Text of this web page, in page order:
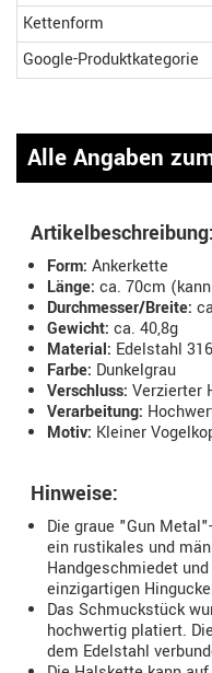
Kettenform
Google-Produktkategorie
Alle Angaben
Artikelbeschreibung:
Form: Ankerkette
Länge: ca. 70cm
Durchmesser/Breite:
Gewicht: ca. 40,8g
Material: Edelstahl
Farbe: Dunkelgrau
Verschluss: Verzierter
Verarbeitung:
Motiv: Kleiner
Hinweise:
Die graue "Gun
ein rustikales und
Handgeschmiedet
einzigartigen
Das Schmuckstück
hochwertig platiert.
dem Edelstahl